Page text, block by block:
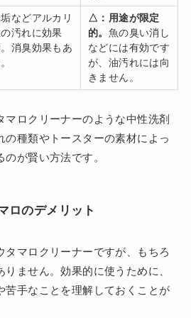
などアルカリ
汚れに効果
消臭効果もあ
△：用途が限定
的。 魚の臭い消し
などには有効です
が、油汚れには向
きません。
マロクリーナーのような中性洗剤
の種類やトースターの素材によっ
が賢い方法です。
ロのデメリット
タマロクリーナーですが、もちろ
ません。効果的に使うために、
苦手なことを理解しておくことが